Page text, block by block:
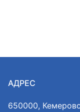
АДРЕС
650000,